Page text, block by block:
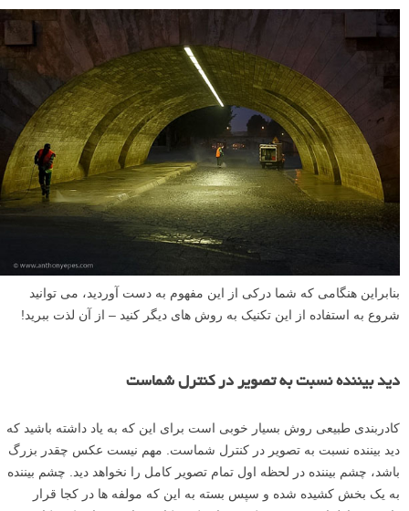
درخت زیادی در ترکیب بندی های کادربندی طبیعی ام استفاده می کنم. در
این مورد، من عاشق این هستم که آنها این الگوی زیبا، وحشی و بی نظم را
در بالای آن گنبد بسیار تمیز و درخشان ایجاد کرده اند. سپس من این دسته
کوچک برگ ها را در زیر اضافه کردم، که به تصویر تعادل بخشید.
من عاشق استفاده از مولفه های کادربندی ای هستم که بافت عالی دارند –
باز هم می گویم که آنها به تصویر عمق می بخشند. فقط به یاد داشته باشید
که کادر باید به خوبی ساختار یافته و تمیز باشد تا افراد بتوانند کاری که شما
سعی دارید انجام دهید را ببینند. این عکس واقعا در مورد اَشکال متضاد ساده
است – و با استفاده از کادربندی طبیعی یک عکس منظم خوب را ایجاد می
کند، که از مولفه های در دسترس ساخته شده است.